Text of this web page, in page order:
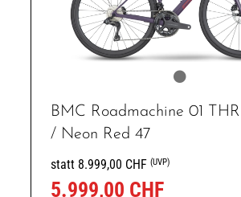
BMC Roadmachine 01
/ Neon Red 47
statt 8.999,00 CHF(UVP)
5.999,00 CHF